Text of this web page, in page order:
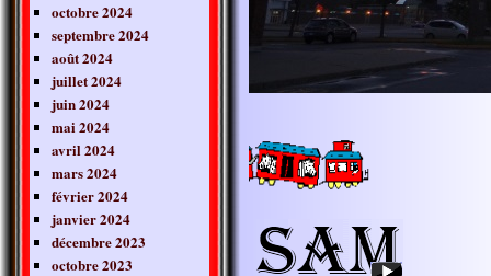
octobre 2024
septembre 2024
août 2024
juillet 2024
juin 2024
mai 2024
avril 2024
mars 2024
février 2024
janvier 2024
décembre 2023
octobre 2023